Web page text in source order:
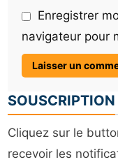
Enregistrer
navigateur pour
SOUSCRIPTION
Cliquez sur le
recevoir les